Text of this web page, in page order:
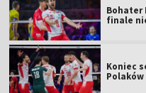
Bohater
finale
Koniec
Polaków